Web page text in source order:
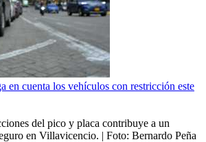
en cuenta los vehículos con restricción este
del pico y placa contribuye a un
en Villavicencio. | Foto: Bernardo Peña